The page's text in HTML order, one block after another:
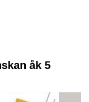
åk 5